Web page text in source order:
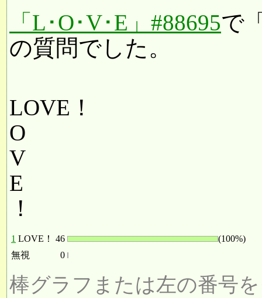
「L･O･V･E」#88695で
の質問でした。
LOVE！
O
V
E
！
1 LOVE！ 46
(100%)
無視
0
棒グラフまたは左の番号